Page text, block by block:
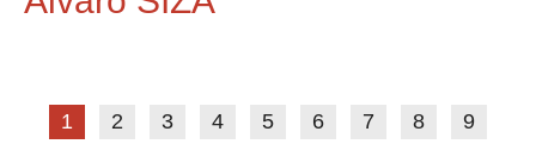
Pages
1 2 3 4 5 6 7 8 9